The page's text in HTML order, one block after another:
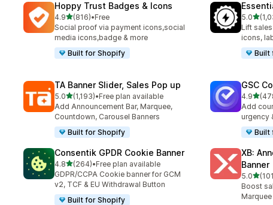
Hoppy Trust Badges & Icons
4.9滿分 5 顆星
(816)
共有 816 則評價
•Free
Social proof via payment icons,social
media icons,badge & more
Built for Shopify
5.0滿分
共有
Lift
icons,
Built
TA Banner Slider, Sales Pop up
5.0滿分 5 顆星
(1,193)
共有 1193 則評價
•Free plan available
Add Announcement Bar, Marquee,
Countdown, Carousel Banners
Built for Shopify
GSC
4.9滿分
共有 478
Add
urgency
Built
Consentik GPDR Cookie Banner
4.8滿分 5 顆星
(264)
共有 264 則評價
•Free plan available
GDPR/CCPA Cookie banner for GCM
v2, TCF & EU Withdrawal Button
Built for Shopify
XB:
Banner
5.0滿分
共有 101
Boost